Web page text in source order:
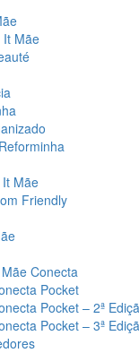
It Mãe
Mãe
Friendly
Conecta
Pocket
Pocket – 2ª
Pocket – 3ª